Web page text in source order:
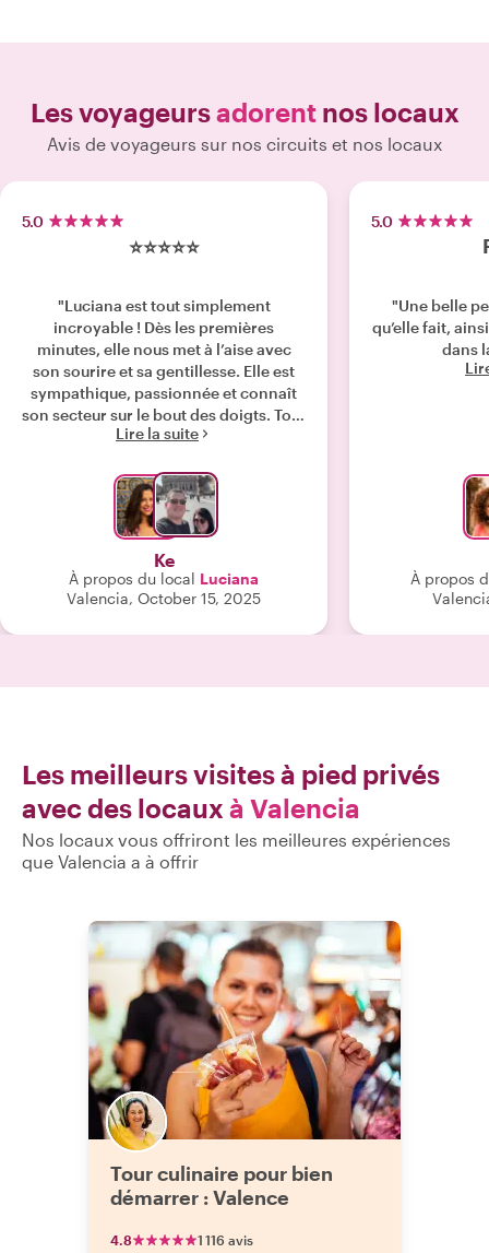
Les voyageursadorentnos locaux
Avis de voyageurs sur nos circuits et nos locaux
5.0
⭐️⭐️⭐️⭐️⭐️
"Luciana est tout simplement
incroyable ! Dès les premières
minutes, elle nous met à l’aise avec
son sourire et sa gentillesse. Elle est
sympathique, passionnée et connaît
son secteur sur le bout des doigts. Tout
au long du food tour, elle a su créer
d’échanges et de découvertes. Ses
recommandations étaient excellentes
et reflètent parfaitement la richesse
culinaire locale. Une expérience
authentique et délicieuse que je
recommande sans hésiter ! 🍷🍴"
Lire la suite
Ke
À propos du local Luciana
Valencia, October 15, 2025
5.0
"Une belle
qu’elle fait,
dans
À propos
Les meilleurs visites à pied privés
avec des locaux à Valencia
Nos locaux vous offriront les meilleures expériences
que Valencia a à offrir
Tour culinaire pour bien
démarrer : Valence
4.8 1 116 avis